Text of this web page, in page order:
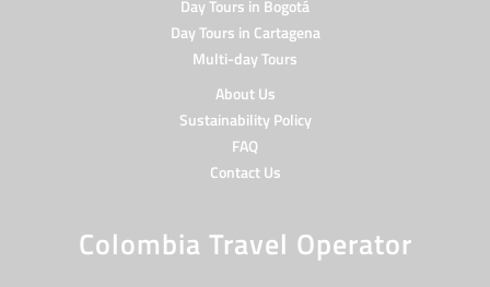
Day Tours in Bogotá
Day Tours in Cartagena
Multi-day Tours
About Us
Sustainability Policy
FAQ
Contact Us
Colombia Travel Operator